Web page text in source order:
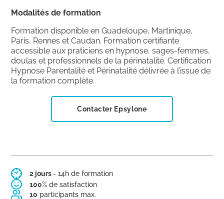
Modalités de formation
Formation disponible en Guadeloupe, Martinique,
Paris, Rennes et Caudan. Formation certifiante
accessible aux praticiens en hypnose, sages-femmes,
doulas et professionnels de la périnatalité. Certification
Hypnose Parentalité et Périnatalité délivrée à l’issue de
la formation complète.
Contacter Epsylone
2 jours - 14h de formation
100% de satisfaction
10 participants max.